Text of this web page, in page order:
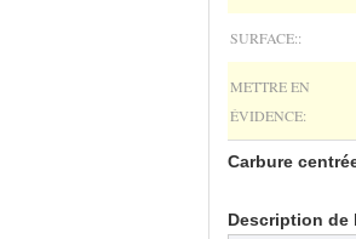
SURFACE::
METTRE EN
ÉVIDENCE:
Carbure
Description de